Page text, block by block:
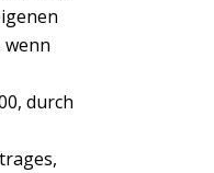
wenn
durch